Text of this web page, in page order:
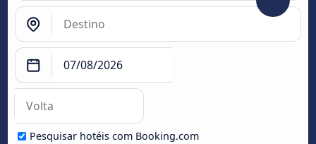
Pesquisar hotéis com Booking.com